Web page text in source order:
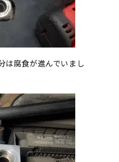
は腐食が進んでいまし